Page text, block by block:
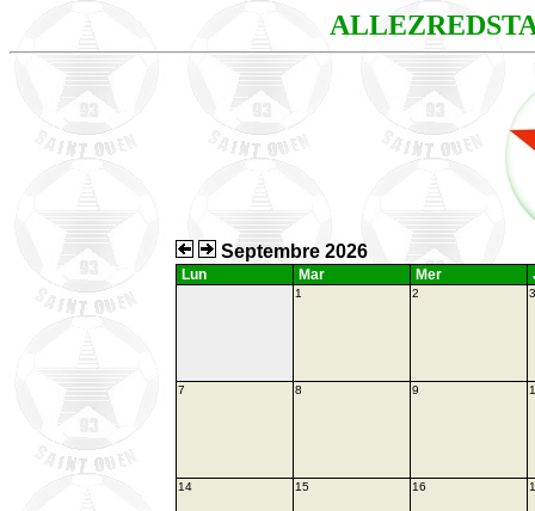
Septembre 2026
Lun Mar Mer
1 2 3
7 8 9
14 15 16